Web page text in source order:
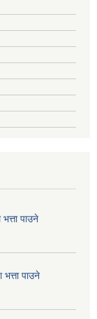
पाउने
पाउने